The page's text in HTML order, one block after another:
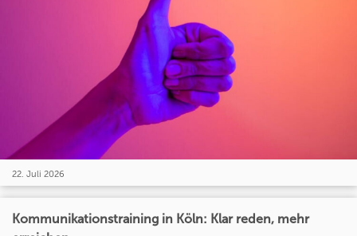
22. Juli 2026
Kommunikationstraining in Köln: Klar reden, mehr